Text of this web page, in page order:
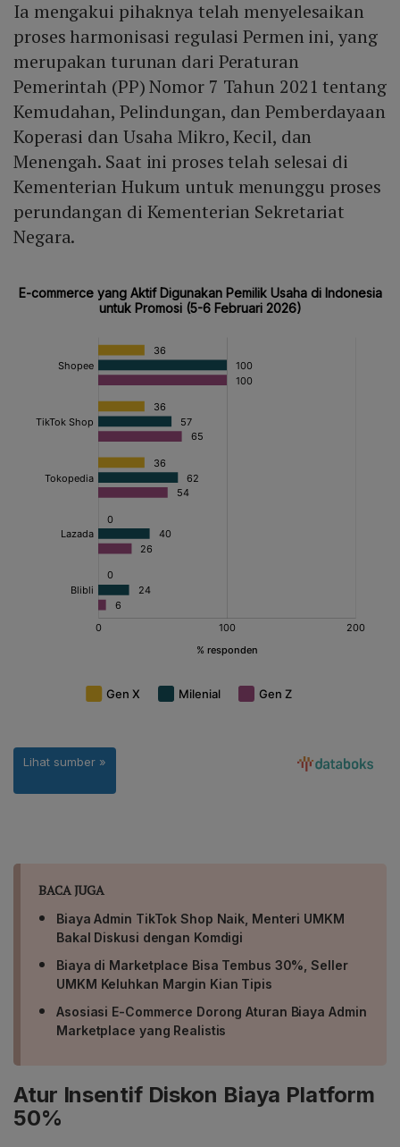
merevisi atau menaikkan biaya, mereka harus memberi
pemberitahuan minimal tiga bulan sebelumnya kepada
Ia mengakui pihaknya telah menyelesaikan
proses harmonisasi regulasi Permen ini, yang
merupakan turunan dari Peraturan
Pemerintah (PP) Nomor 7 Tahun 2021 tentang
Kemudahan, Pelindungan, dan Pemberdayaan
Koperasi dan Usaha Mikro, Kecil, dan
Menengah. Saat ini proses telah selesai di
Kementerian Hukum untuk menunggu proses
perundangan di Kementerian Sekretariat
Negara.
BACA JUGA
Biaya Admin TikTok Shop Naik, Menteri UMKM
Bakal Diskusi dengan Komdigi
Biaya di Marketplace Bisa Tembus 30%, Seller
UMKM Keluhkan Margin Kian Tipis
Asosiasi E-Commerce Dorong Aturan Biaya Admin
Marketplace yang Realistis
Atur Insentif Diskon Biaya Platform
50%